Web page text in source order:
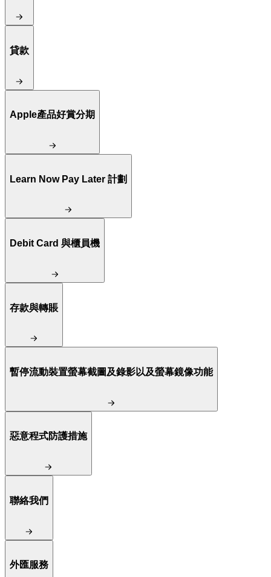
貸款
Apple產品好賞分期
Learn Now Pay Later 計劃
Debit Card 與櫃員機
存款與轉賬
暫停流動裝置螢幕截圖及錄影以及螢幕鏡像功能
惡意程式防護措施
聯絡我們
外匯服務